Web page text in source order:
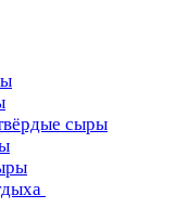
сыры